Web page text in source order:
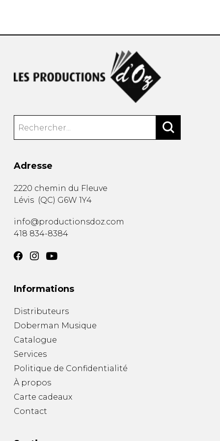
Adresse
2220 chemin du Fleuve
Lévis (QC) G6W 1Y4
info@productionsdoz.com
418 834-8384
Informations
Distributeurs
Doberman Musique
Catalogue
Services
Politique de Confidentialité
À propos
Carte cadeaux
Contact